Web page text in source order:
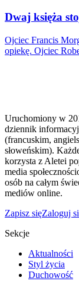
Dwaj księża
Ojciec Francis
opiekę. Ojciec
Uruchomiony w
dziennik
(francuskim,
słoweńskim).
korzysta z Aletei
media
osób na całym
mediów online.
Zapisz sięZaloguj
Sekcje
Aktualności
Styl życia
Duchowość